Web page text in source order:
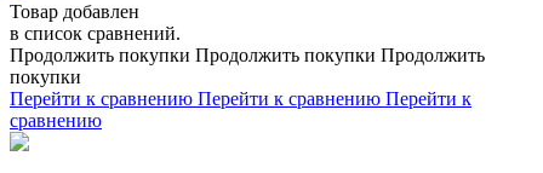
Товар добавлен
в список сравнений.
Продолжить покупки Продолжить покупки Продолжить
покупки
Перейти к сравнению Перейти к сравнению Перейти к
сравнению